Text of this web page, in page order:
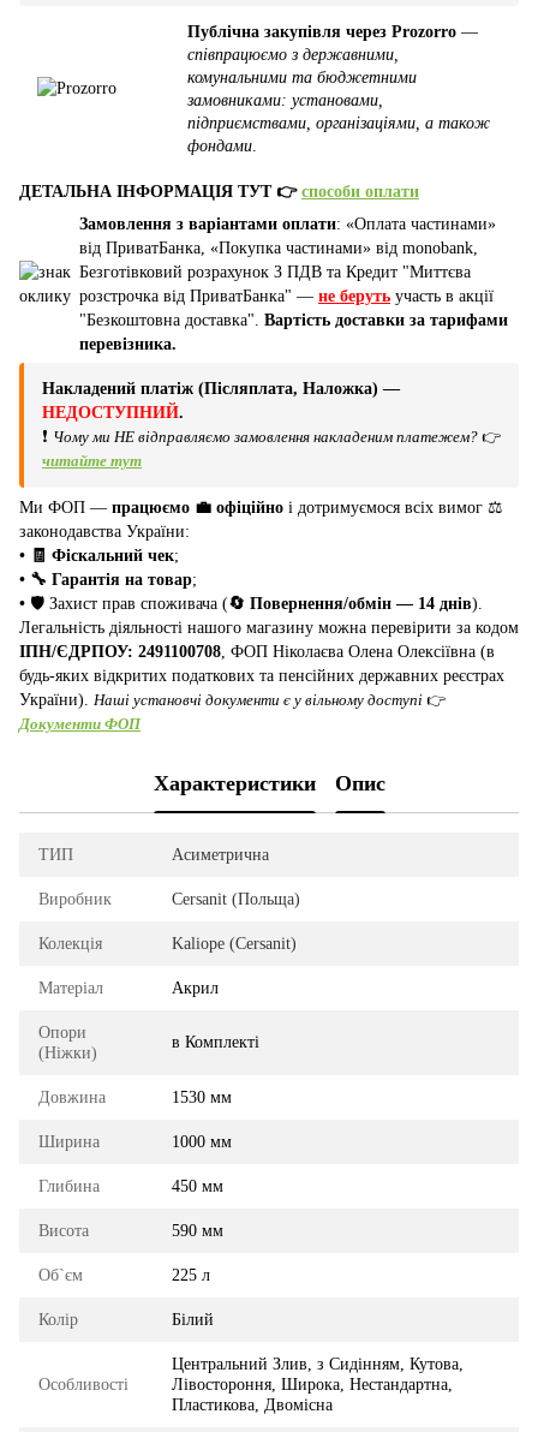
Публічна закупівля через Prozorro —
співпрацюємо з державними,
комунальними та бюджетними
замовниками: установами,
підприємствами, організаціями, а також
фондами
ДЕТАЛЬНА ІНФОРМАЦІЯ ТУТ 👉 способи оплати
Замовлення з варіантами оплати: «Оплата частинами»
від ПриватБанка, «Покупка частинами» від monobank,
Безготівковий розрахунок З ПДВ та Кредит "Миттєва
розстрочка від ПриватБанка" — не беруть участь в акції
"Безкоштовна доставка". Вартість доставки за тарифами
перевізника.
Накладений платіж (Післяплата, Наложка) —
НЕДОСТУПНИЙ.
❗ Чому ми НЕ відправляємо замовлення накладеним платежем? 👉
читайте тут
Ми ФОП — працюємо 💼 офіційно і дотримуємося всіх вимог ⚖️
законодавства України:
• 🧾 Фіскальний чек;
• 🔧 Гарантія на товар;
• 🛡️ Захист прав споживача (🔄 Повернення/обмін — 14 днів).
Легальність діяльності нашого магазину можна перевірити за кодом
ІПН/ЄДРПОУ: 2491100708 , ФОП Ніколаєва Олена Олексіївна (в
будь-яких відкритих податкових та пенсійних державних реєстрах
України). Наші установчі документи є у вільному доступі 👉
Документи ФОП
Характеристики Опис
ТИП Асиметрична
Виробник Cersanit (Польща)
Колекція Kaliope (Cersanit)
Матеріал Акрил
Опори
(Ніжки)
в Комплекті
Довжина 1530 мм
Ширина 1000 мм
Глибина 450 мм
Висота 590 мм
Об`єм 225 л
Колір Білий
Особливості
Центральний Злив, з Сидінням, Кутова,
Лівостороння, Широка, Нестандартна,
Пластикова, Двомісна